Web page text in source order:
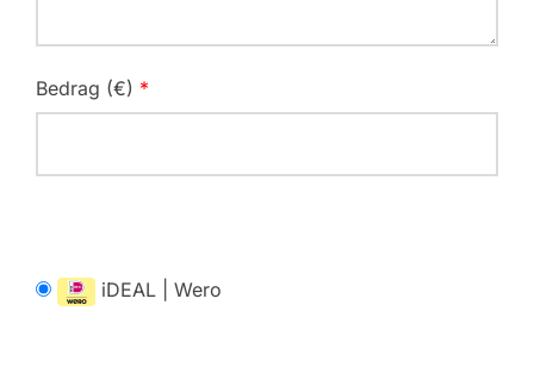
Bedrag (€) *
iDEAL | Wero